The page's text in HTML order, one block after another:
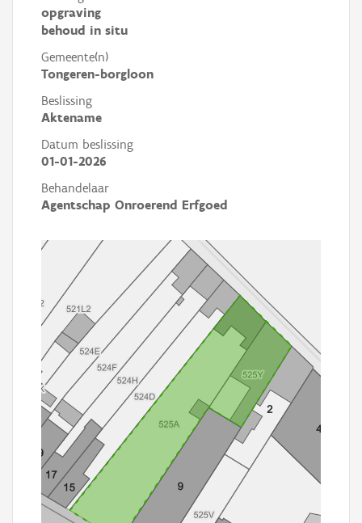
opgraving
behoud in situ
Gemeente(n)
Tongeren-borgloon
Beslissing
Aktename
Datum beslissing
01-01-2026
Behandelaar
Agentschap Onroerend Erfgoed